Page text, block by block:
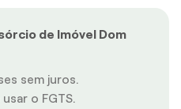
de Imóvel Dom
sem juros.
o FGTS.